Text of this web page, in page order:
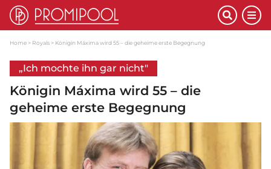
Home Royals Königin Máxima wird 55 – die geheime erste Begegnung
„Ich mochte ihn gar nicht"
Königin Máxima wird 55 – die
geheime erste Begegnung